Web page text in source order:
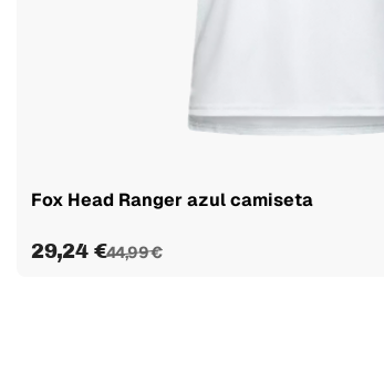
Fox Head Ranger azul camiseta
29,24 €44,99 €